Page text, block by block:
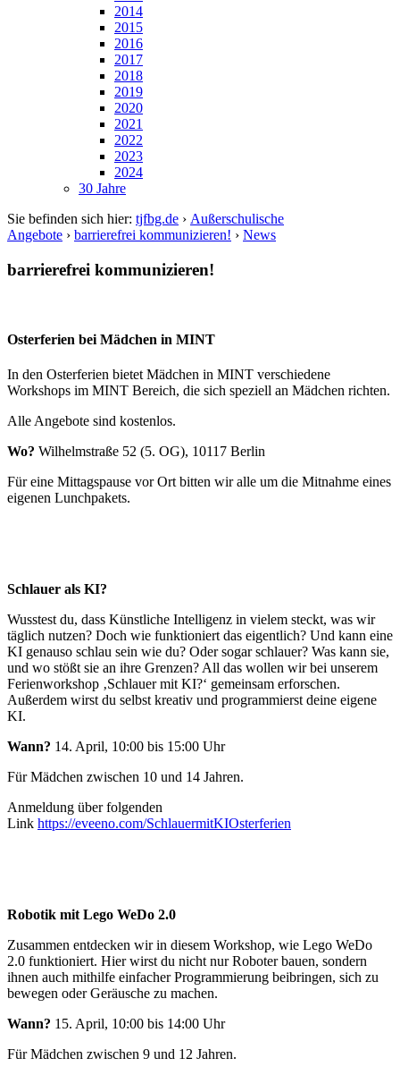
2014
2015
2016
2017
2018
2019
2020
2021
2022
2023
2024
30 Jahre
Sie befinden sich hier: tjfbg.de › Außerschulische
Angebote › barrierefrei kommunizieren! › News
barrierefrei kommunizieren!
Osterferien bei Mädchen in MINT
In den Osterferien bietet Mädchen in MINT verschiedene
Workshops im MINT Bereich, die sich speziell an Mädchen richten.
Alle Angebote sind kostenlos.
Wo? Wilhelmstraße 52 (5. OG), 10117 Berlin
Für eine Mittagspause vor Ort bitten wir alle um die Mitnahme eines
eigenen Lunchpakets.
Schlauer als KI?
Wusstest du, dass Künstliche Intelligenz in vielem steckt, was wir
täglich nutzen? Doch wie funktioniert das eigentlich? Und kann eine
KI genauso schlau sein wie du? Oder sogar schlauer? Was kann sie,
und wo stößt sie an ihre Grenzen? All das wollen wir bei unserem
Ferienworkshop ‚Schlauer mit KI?‘ gemeinsam erforschen.
Außerdem wirst du selbst kreativ und programmierst deine eigene
KI.
Wann? 14. April, 10:00 bis 15:00 Uhr
Für Mädchen zwischen 10 und 14 Jahren.
Anmeldung über folgenden
Link https://eveeno.com/SchlauermitKIOsterferien
Robotik mit Lego WeDo 2.0
Zusammen entdecken wir in diesem Workshop, wie Lego WeDo
2.0 funktioniert. Hier wirst du nicht nur Roboter bauen, sondern
ihnen auch mithilfe einfacher Programmierung beibringen, sich zu
bewegen oder Geräusche zu machen.
Wann? 15. April, 10:00 bis 14:00 Uhr
Für Mädchen zwischen 9 und 12 Jahren.